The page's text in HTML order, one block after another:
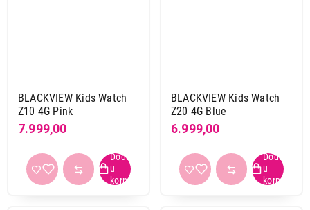
BLACKVIEW Kids Watch
Z10 4G Pink
7.999,00
BLACKVIEW Kids Watch
Z20 4G Blue
6.999,00